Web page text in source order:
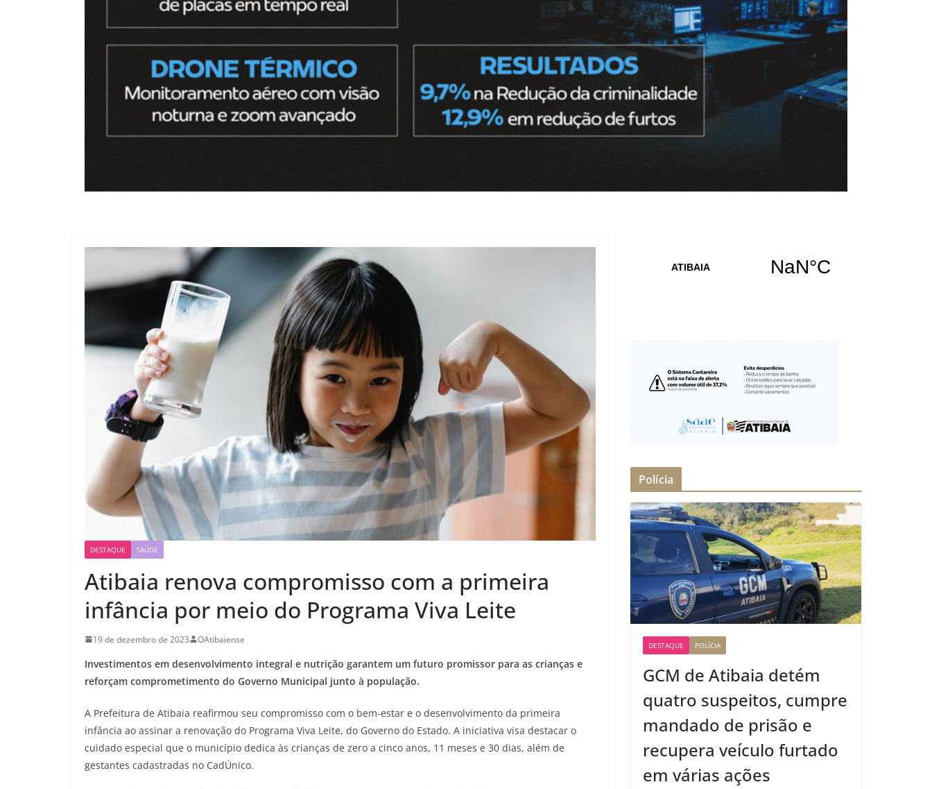
DESTAQUE SAÚDE
Atibaia renova compromisso com a primeira
infância por meio do Programa Viva Leite
19 de dezembro de 2023 OAtibaiense
Investimentos em desenvolvimento integral e nutrição garantem um futuro promissor para as crianças e
reforçam comprometimento do Governo Municipal junto à população.
A Prefeitura de Atibaia reafirmou seu compromisso com o bem-estar e o desenvolvimento da primeira
infância ao assinar a renovação do Programa Viva Leite, do Governo do Estado. A iniciativa visa destacar o
cuidado especial que o município dedica às crianças de zero a cinco anos, 11 meses e 30 dias, além de
gestantes cadastradas no CadÚnico.
Polícia
DESTAQUE POLÍCIA
GCM de Atibaia detém
quatro suspeitos, cumpre
mandado de prisão e
recupera veículo furtado
em várias ações